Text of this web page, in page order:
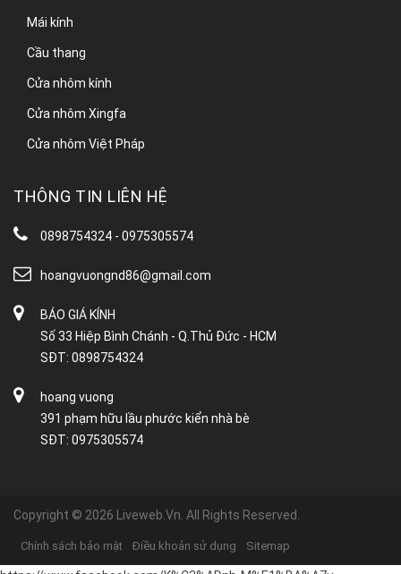
Mái kính
Cầu thang
Cửa nhôm kính
Cửa nhôm Xingfa
Cửa nhôm Việt Pháp
THÔNG TIN LIÊN HỆ
0898754324 - 0975305574
hoangvuongnd86@gmail.com
BÁO GIÁ KÍNH
Số 33 Hiệp Bình Chánh - Q.Thủ Đức - HCM
SĐT: 0898754324
hoang vuong
391 phạm hữu lầu phước kiển nhà bè
SĐT: 0975305574
Copyright © 2026 Liveweb.Vn. All Rights Reserved.
Chính sách bảo mật Điều khoản sử dụng Sitemap